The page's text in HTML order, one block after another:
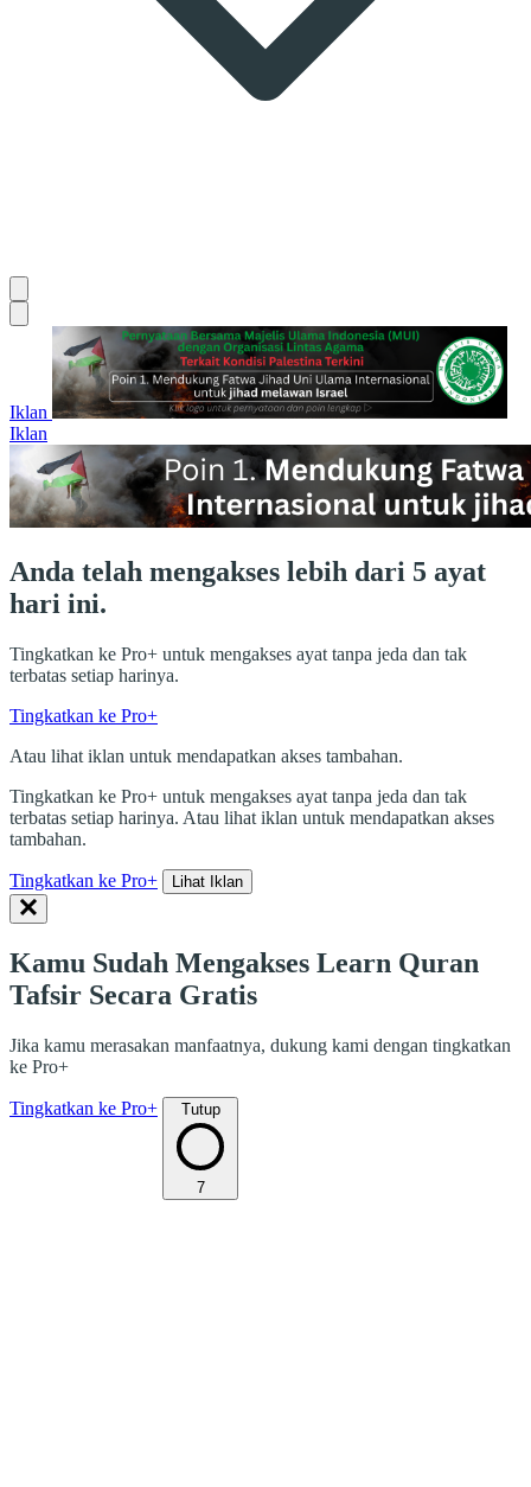
Iklan
Iklan
Anda telah mengakses lebih dari 5 ayat
hari ini.
Tingkatkan ke Pro+ untuk mengakses ayat tanpa jeda dan tak
terbatas setiap harinya.
Tingkatkan ke Pro+
Atau lihat iklan untuk mendapatkan akses tambahan.
Tingkatkan ke Pro+ untuk mengakses ayat tanpa jeda dan tak
terbatas setiap harinya. Atau lihat iklan untuk mendapatkan akses
tambahan.
Tingkatkan ke Pro+ Lihat Iklan
Kamu Sudah Mengakses Learn Quran
Tafsir Secara Gratis
Jika kamu merasakan manfaatnya, dukung kami dengan tingkatkan
ke Pro+
Tingkatkan ke Pro+ Tutup
7